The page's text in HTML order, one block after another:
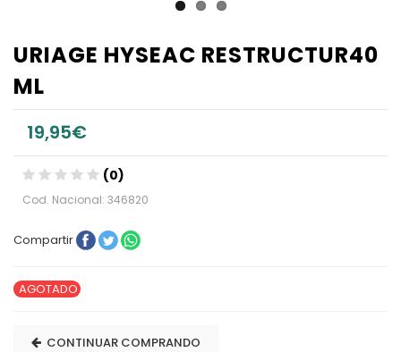
URIAGE HYSEAC RESTRUCTUR40
ML
19,95€
(0)
Cod. Nacional: 346820
Compartir
AGOTADO
CONTINUAR COMPRANDO